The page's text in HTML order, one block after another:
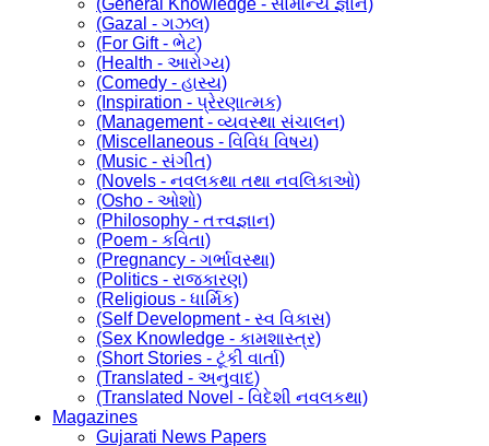
(Gazal - ગઝલ)
(For Gift - ભેટ)
(Health - આરોગ્ય)
(Comedy - હાસ્ય)
(Inspiration - પ્રેરણાત્મક)
(Management - વ્યવસ્થા સંચાલન)
(Miscellaneous - વિવિધ વિષય)
(Music - સંગીત)
(Novels - નવલકથા તથા નવલિકાઓ)
(Osho - ઓશો)
(Philosophy - તત્ત્વજ્ઞાન)
(Poem - કવિતા)
(Pregnancy - ગર્ભાવસ્થા)
(Politics - રાજકારણ)
(Religious - ધાર્મિક)
(Self Development - સ્વ વિકાસ)
(Sex Knowledge - કામશાસ્ત્ર)
(Short Stories - ટૂંકી વાર્તા)
(Translated - અનુવાદ)
(Translated Novel - વિદેશી નવલકથા)
Magazines
Gujarati News Papers